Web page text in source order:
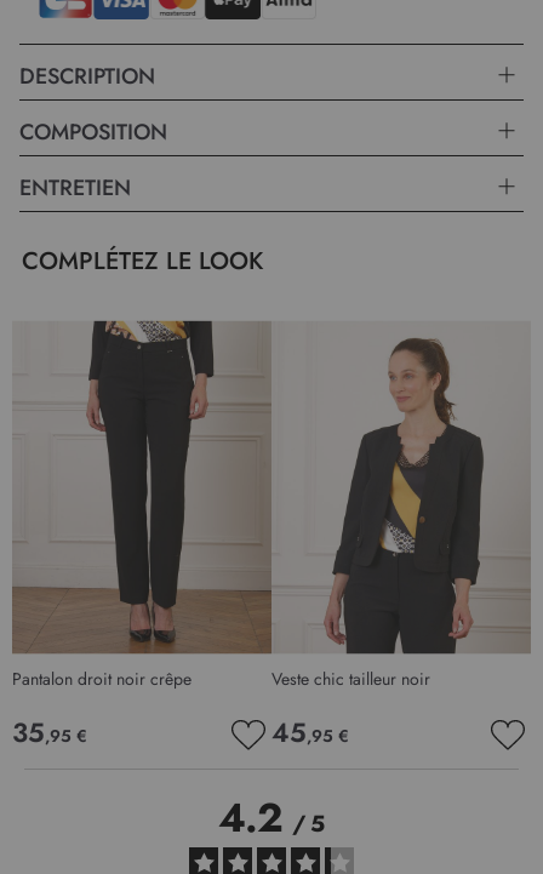
taille, il s’adapte facilement à toutes les morphologies. Que ce soit
Adoptez ce t-shirt bi-matière et apportez à votre dressing une pièce
DESCRIPTION
COMPOSITION
ENTRETIEN
COMPLÉTEZ LE LOOK
Pantalon droit noir crêpe
35,95 €
MA
LISTE
D’ENVIE
Veste chic tailleur noir
45,95 €
4.2/5